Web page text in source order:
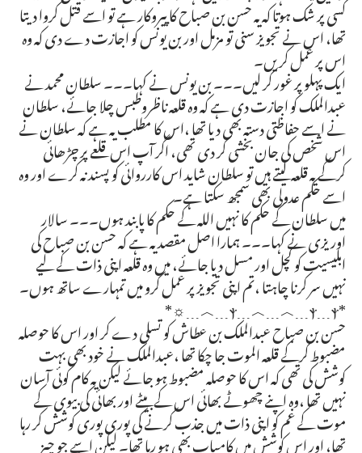
کسی پر شک ہوتا کہ یہ حسن بن صباح کا پیروکار ہے تو اسے قتل کروا دیتا
تھا، اس نے تجویز سنی تو مزمل اور بن یونس کو اجازت دے دی کہ وہ
اس پر عمل کریں۔
ایک پہلو پر غور کر لیں۔۔۔ بن یونس نے کہا۔۔۔ سلطان محمد نے
عبدالملک کو اجازت دی ہے کہ وہ قلعہ ناظروطبس چلا جائے، سلطان
نے اسے حفاظتی دستہ بھی دیا تھا ،اس کا مطلب یہ ہے کہ سلطان نے
اس شخص کی جان بخشی کر دی تھی، اگر آپ اس قلعے پر چڑھائی
کرکے یہ قلعہ لیتے ہیں تو سلطان شاید اس کارروائی کو پسند نہ کرے اور وہ
اسے حکم عدولی بھی سمجھ سکتا ہے۔
میں سلطان کے حکم کا نہیں اللہ کے حکم کا پابند ہوں۔۔۔ سالار
اوریزی نے کہا۔۔۔ ہمارا اصل مقصد یہ ہے کہ حسن بن صباح کی
ابلیسیت کو کچل اور مسل دیا جائے، میں وہ قلعہ اپنی ذات کے لیے
نہیں سر کرنا چاہتا ،تم اپنی تجویز پر عمل کرو میں تمہارے ساتھ ہوں۔
*ⲯ﹍︿﹍︿﹍ⲯ﹍ⲯ﹍︿﹍☼*
حسن بن صباح عبدالملک بن عطاش کو تسلی دے کر اور اس کا حوصلہ
مضبوط کرکے قلعہ الموت جا چکا تھا ،عبدالملک نے خود بھی بہت
کوشش کی تھی کہ اس کا حوصلہ مضبوط ہو جائے لیکن یہ کام کوئی آسان
نہیں تھا ،وہ اپنے چھوٹے بھائی اس کے بیٹے اور بھائی کی بیوی کے
موت کے غم کو اپنی ذات میں جذب کرنے کی پوری پوری کوشش کر رہا
تھا، اور اس کوشش میں کامیاب بھی ہو رہا تھا۔ لیکن اسے جو چیز